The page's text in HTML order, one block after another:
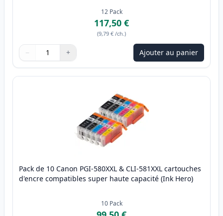
12 Pack
117,50 €
(9,79 € /ch.)
Quantité
Utilisez les boutons pour ajuster
− +
Quantité Ajouter au panier
Pack de 10 Canon PGI-580XXL & CLI-581XXL cartouches
d'encre compatibles super haute capacité (Ink Hero)
10 Pack